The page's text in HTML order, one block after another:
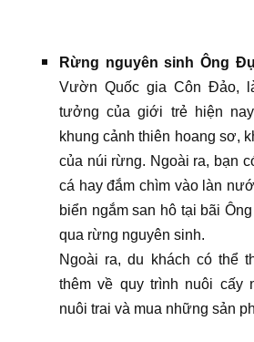
Rừng nguyên sinh Ông
Vườn Quốc gia Côn Đảo,
tưởng của giới trẻ hiện
khung cảnh thiên hoang sơ,
của núi rừng. Ngoài ra, bạn
cá hay đắm chìm vào làn
biển ngắm san hô tại bãi
qua rừng nguyên sinh.
Ngoài ra, du khách có thể
thêm về quy trình nuôi cấy
nuôi trai và mua những sản